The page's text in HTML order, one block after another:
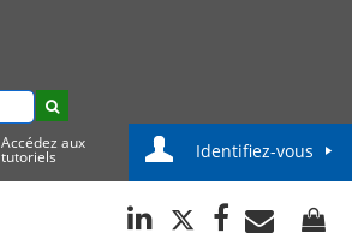
Accédez aux
tutoriels Identifiez-vous